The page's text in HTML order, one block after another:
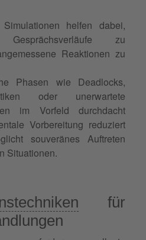
helfen dabei,
Gesprächsverläufe zu
Reaktionen zu
Phasen wie Deadlocks,
oder unerwartete
im Vorfeld durchdacht
Vorbereitung reduziert
souveränes Auftreten
Situationen.
für